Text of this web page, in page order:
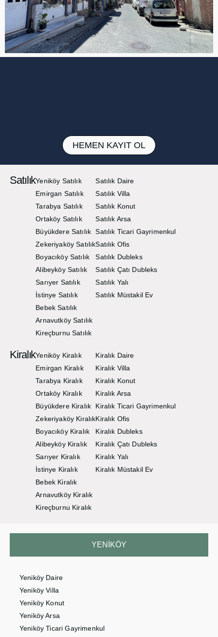
HEMEN KAYIT OL
SatılıkYeniköy Satılık
Emirgan Satılık
Tarabya Satılık
Ortaköy Satılık
Büyükdere Satılık
Zekeriyaköy Satılık
Boyacıköy Satılık
Alibeyköy Satılık
Sarıyer Satılık
İstinye Satılık
Bebek Satılık
Arnavutköy Satılık
Kireçburnu Satılık
Satılık Daire
Satılık Villa
Satılık Konut
Satılık Arsa
Satılık Ticari Gayrimenkul
Satılık Ofis
Satılık Dubleks
Satılık Çatı Dubleks
Satılık Yalı
Satılık Müstakil Ev
KiralıkYeniköy Kiralık
Emirgan Kiralık
Tarabya Kiralık
Ortaköy Kiralık
Büyükdere Kiralık
Zekeriyaköy Kiralık
Boyacıköy Kiralık
Alibeyköy Kiralık
Sarıyer Kiralık
İstinye Kiralık
Bebek Kiralık
Arnavutköy Kiralık
Kireçburnu Kiralık
Kiralık Daire
Kiralık Villa
Kiralık Konut
Kiralık Arsa
Kiralık Ticari Gayrimenkul
Kiralık Ofis
Kiralık Dubleks
Kiralık Çatı Dubleks
Kiralık Yalı
Kiralık Müstakil Ev
YENIKÖY
Yeniköy Daire
Yeniköy Villa
Yeniköy Konut
Yeniköy Arsa
Yeniköy Ticari Gayrimenkul